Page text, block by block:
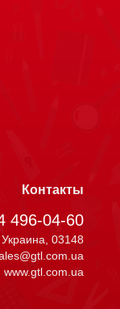
Контакты
496-04-60
03148
www.gtl.com.ua